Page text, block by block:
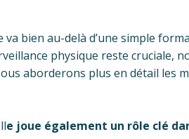
bien au-delà d’une simple
physique reste cruciale,
aborderons plus en détail les
e joue également un rôle clé